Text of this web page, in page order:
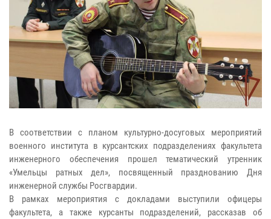
В соответствии с планом культурно-досуговых мероприятий
военного института в курсантских подразделениях факультета
инженерного обеспечения прошел тематический утренник
«Умельцы ратных дел», посвященный празднованию Дня
инженерной службы Росгвардии.
В рамках мероприятия с докладами выступили офицеры
факультета, а также курсанты подразделений, рассказав об